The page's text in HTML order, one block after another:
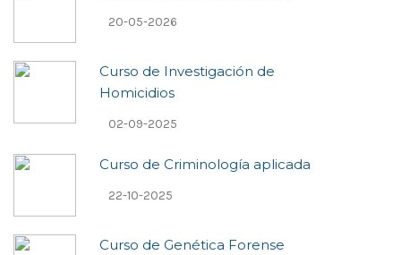
20-05-2026
Curso de Investigación de
Homicidios
02-09-2025
Curso de Criminologí­a aplicada
22-10-2025
Curso de Genética Forense